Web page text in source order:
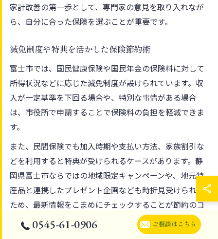
家計改善の第一歩として、専門家の意見を取り入れなが
ら、自分に合った保険を選ぶことが重要です。
減免制度や特典を活かした保険節約術
富士市では、国民健康保険や国民年金の保険料に対して
所得状況などに応じた減免制度が設けられています。収
入が一定基準を下回る場合や、特別な事情がある場合
は、市役所で申請することで保険料の負担を軽減できま
す。
また、民間保険でも加入時期や支払い方法、家族割引な
どを利用すると特典が受けられるケースがあります。静
岡県富士市ならではの地域限定キャンペーンや、地元特
産品と連携したプレゼント企画なども時折見受けられる
ため、最新情報をこまめにチェックすることが節約のコ
ツです。0545-61-0906 ご相談はこちら